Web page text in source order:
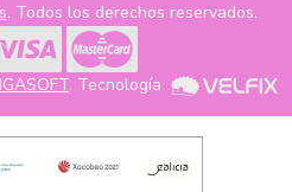
. Todos los derechos reservados.
. Tecnología